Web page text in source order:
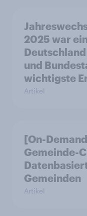
2025 war
und
wichtigste
Artikel
[On-
Gemeinde-
Gemeinden
Artikel